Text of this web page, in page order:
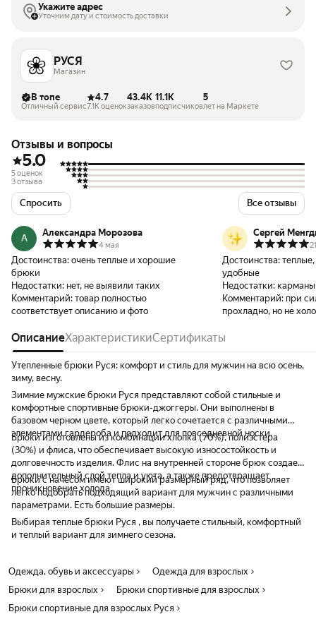
Укажите адрес
Уточним дату и стоимость доставки
РУСЯ
Магазин
В топе
Отличный сервис
4.7
7.1K оценок
43.4K
заказов
11.1K
подписчиков
5
лет на Маркете
Отзывы и вопросы
5.0
5 оценок
3 отзыва
Спросить Все отзывы
А
Александра Морозова
4 мая
Достоинства: очень теплые и хорошие
брюки
Недостатки: нет, не выявили таких
Комментарий: товар полностью
соответствует описанию и фото
Сергей
Достоинства:
удобные
Недостатки: карманы
Комментарий: при
прохладно, но не
ОписаниеХарактеристикиСертификаты
Утепленные брюки Руся: комфорт и стиль для мужчин на всю осень,
зиму, весну.
Зимние мужские брюки Руся представляют собой стильные и
комфортные спортивные брюки-джоггеры. Они выполнены в
базовом черном цвете, который легко сочетается с различными
элементами гардероба и подходит для повседневной носки.
Брюки изготовлены из комбинации хлопка (70%), полиэстера
(30%) и флиса, что обеспечивает высокую износостойкость и
долговечность изделия. Флис на внутренней стороне брюк создает
дополнительный слой тепла и уюта, а также предотвращает
проникновение холода.
Брюки с начесом имеют широкий размерный ряд, что позволяет
легко подобрать подходящий вариант для мужчин с различными
параметрами. Есть большие размеры.
Выбирая теплые брюки Руся , вы получаете стильный, комфортный
и теплый вариант для зимнего сезона.
Одежда, обувь и аксессуары
Одежда для взрослых
Брюки для взрослых
Брюки спортивные для взрослых
Брюки спортивные для взрослых Руся